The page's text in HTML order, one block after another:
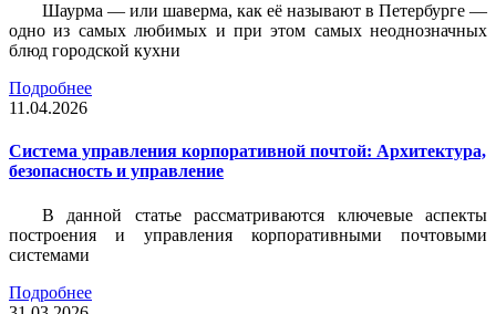
Шаурма — или шаверма, как её называют в Петербурге —
одно из самых любимых и при этом самых неоднозначных
блюд городской кухни
Подробнее
11.04.2026
Система управления корпоративной почтой: Архитектура,
безопасность и управление
В данной статье рассматриваются ключевые аспекты
построения и управления корпоративными почтовыми
системами
Подробнее